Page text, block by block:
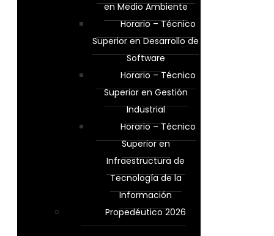
en Medio Ambiente
Horario – Técnico
Superior en Desarrollo de
Software
Horario – Técnico
Superior en Gestión
Industrial
Horario – Técnico
Superior en
Infraestructura de
Tecnología de la
Información
Propedéutico 2026